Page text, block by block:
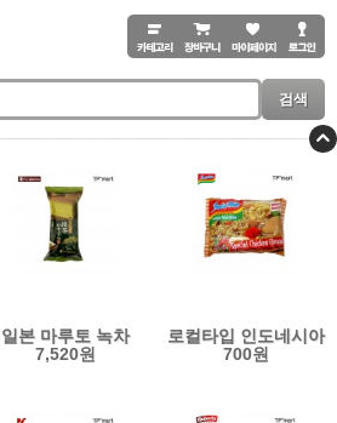
검색
일본 마루토 녹차
말차 카스테라 선물
7,520원
로컬타입 인도네시아
인도미 미고랭
700원